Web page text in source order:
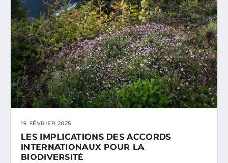
19 FÉVRIER 2025
LES IMPLICATIONS DES ACCORDS
INTERNATIONAUX POUR LA
BIODIVERSITÉ